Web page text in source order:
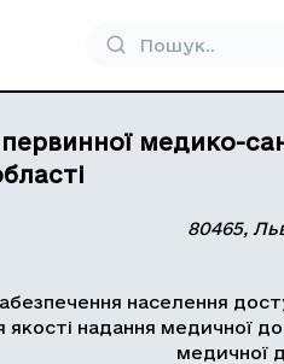
медико-
80465,
населення
надання медичної
медичної